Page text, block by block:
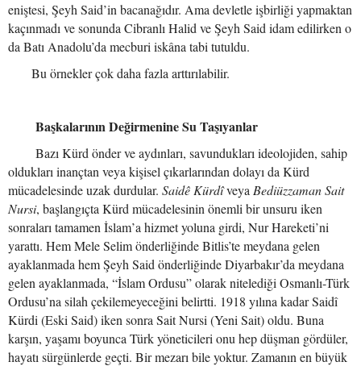
eniştesi, Şeyh Said’in bacanağıdır. Ama devletle işbirliği yapmaktan
kaçınmadı ve sonunda Cibranlı Halid ve Şeyh Said idam edilirken o
da Batı Anadolu’da mecburi iskâna tabi tutuldu.
Bu örnekler çok daha fazla arttırılabilir.
Başkalarının Değirmenine Su Taşıyanlar
Bazı Kürd önder ve aydınları, savundukları ideolojiden, sahip
oldukları inançtan veya kişisel çıkarlarından dolayı da Kürd
mücadelesinde uzak durdular. Saidê Kürdîveya Bediüzzaman Sait
Nursi, başlangıçta Kürd mücadelesinin önemli bir unsuru iken
sonraları tamamen İslam’a hizmet yoluna girdi, Nur Hareketi’ni
yarattı. Hem Mele Selim önderliğinde Bitlis’te meydana gelen
ayaklanmada hem Şeyh Said önderliğinde Diyarbakır’da meydana
gelen ayaklanmada, “İslam Ordusu” olarak nitelediği Osmanlı-Türk
Ordusu’na silah çekilemeyeceğini belirtti. 1918 yılına kadar Saidî
Kürdi (Eski Said) iken sonra Sait Nursi (Yeni Sait) oldu. Buna
karşın, yaşamı boyunca Türk yöneticileri onu hep düşman gördüler,
hayatı sürgünlerde geçti. Bir mezarı bile yoktur. Zamanın en büyük